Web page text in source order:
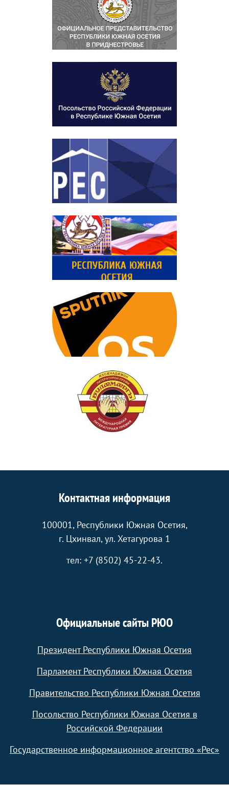
Контактная информация
100001, Республики Южная Осетия,
г. Цхинвал, ул. Хетагурова 1
тел: +7 (8502) 45-22-43.
Официальные сайты РЮО
Президент Республики Южная Осетия
Парламент Республики Южная Осетия
Правительство Республики Южная Осетия
Посольство Республики Южная Осетия в
Российской Федерации
Государственное информационное агентство «Рес»